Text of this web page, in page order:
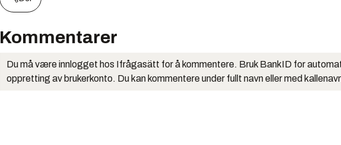
Kommentarer
Du må være innlogget hos Ifrågasätt for å kommentere. Bruk BankID for
oppretting av brukerkonto. Du kan kommentere under fullt navn eller med